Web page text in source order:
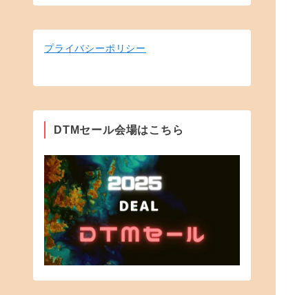
プライバシーポリシー
DTMセール会場はこちら